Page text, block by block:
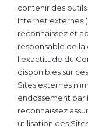
contenir des
Internet externes
reconnaissez et
responsable de
l’exactitude du
disponibles sur
Sites externes
endossement par
reconnaissez
utilisation des